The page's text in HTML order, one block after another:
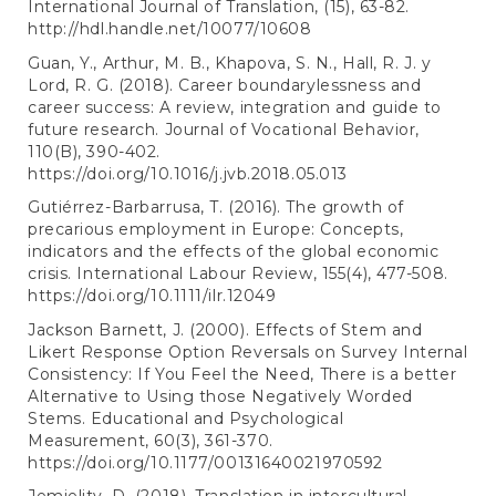
International Journal of Translation, (15), 63-82.
http://hdl.handle.net/10077/10608
Guan, Y., Arthur, M. B., Khapova, S. N., Hall, R. J. y
Lord, R. G. (2018). Career boundarylessness and
career success: A review, integration and guide to
future research. Journal of Vocational Behavior,
110(B), 390-402.
https://doi.org/10.1016/j.jvb.2018.05.013
Gutiérrez-Barbarrusa, T. (2016). The growth of
precarious employment in Europe: Concepts,
indicators and the effects of the global economic
crisis. International Labour Review, 155(4), 477-508.
https://doi.org/10.1111/ilr.12049
Jackson Barnett, J. (2000). Effects of Stem and
Likert Response Option Reversals on Survey Internal
Consistency: If You Feel the Need, There is a better
Alternative to Using those Negatively Worded
Stems. Educational and Psychological
Measurement, 60(3), 361-370.
https://doi.org/10.1177/00131640021970592